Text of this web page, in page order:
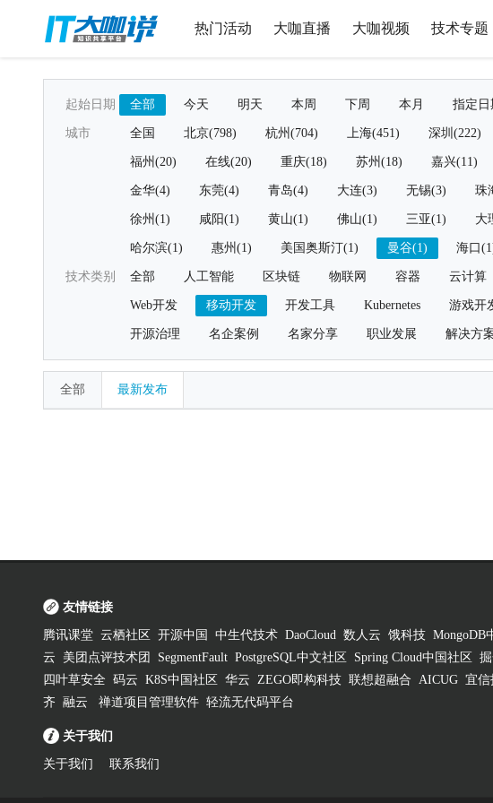
热门活动 大咖直播 大咖视频 技术专题
起始日期 全部 今天 明天 本周 下周 本月 指定日
城市 全国 北京(798) 杭州(704) 上海(451) 深圳(222)
福州(20) 在线(20) 重庆(18) 苏州(18) 嘉兴(11)
金华(4) 东莞(4) 青岛(4) 大连(3) 无锡(3) 珠
徐州(1) 咸阳(1) 黄山(1) 佛山(1) 三亚(1) 大
哈尔滨(1) 惠州(1) 美国奥斯汀(1) 曼谷(1) 海口
技术类别 全部 人工智能 区块链 物联网 容器 云计算
Web开发 移动开发 开发工具 Kubernetes 游戏开
开源治理 名企案例 名家分享 职业发展 解决方
全部 最新发布
友情链接
腾讯课堂 云栖社区 开源中国 中生代技术 DaoCloud 数人云 饿科技 MongoDB
云
美团点评技术团 SegmentFault PostgreSQL中文社区 Spring Cloud中国社区
四叶草安全 码云 K8S中国社区 华云 ZEGO即构科技 联想超融合 AICUG 宜信
齐 融云 禅道项目管理软件 轻流无代码平台
关于我们
关于我们 联系我们